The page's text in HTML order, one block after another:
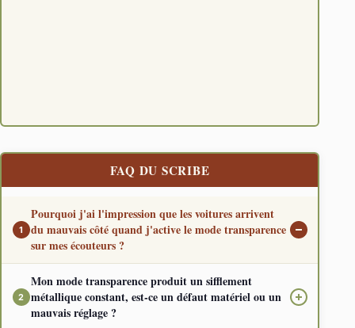
FAQ DU SCRIBE
1
Pourquoi j'ai l'impression que les voitures arrivent
du mauvais côté quand j'active le mode transparence
sur mes écouteurs ?
Cette sensation de désorientation spatiale est
directement liée à la modification des fonctions de
transfert relatives à la tête, plus connues sous le nom de
2
Mon mode transparence produit un sifflement
métallique constant, est-ce un défaut matériel ou un
mauvais réglage ?